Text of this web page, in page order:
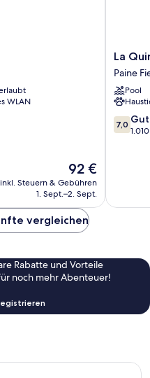
WLAN
Der
Preis
beträgt
92 €
inkl. Steuern & Gebühren
1. Sept.–2. Sept.
La
Quinta
Inn
by
Everett
Paine
La
Paine
Pool
7.0
von
7,0 Gut
vergleichen
Rabatte und Vorteile
noch mehr Abenteuer!